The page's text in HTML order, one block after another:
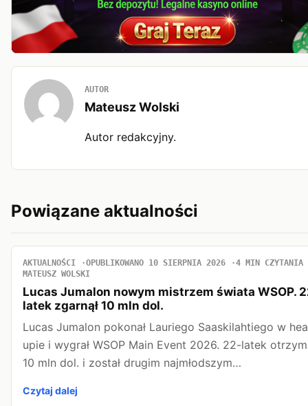
AUTOR
Mateusz Wolski
Autor redakcyjny.
Powiązane aktualności
AKTUALNOŚCI OPUBLIKOWANO 10 SIERPNIA 2026
4 MIN CZYTANIA
MATEUSZ WOLSKI
Lucas Jumalon nowym mistrzem świata WSOP.
latek zgarnął 10 mln dol.
Lucas Jumalon pokonał Lauriego Saaskilahtiego w
upie i wygrał WSOP Main Event 2026. 22-latek
10 mln dol. i został drugim najmłodszym…
Czytaj dalej